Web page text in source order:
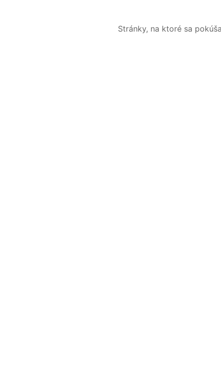
Stránky, na ktoré sa